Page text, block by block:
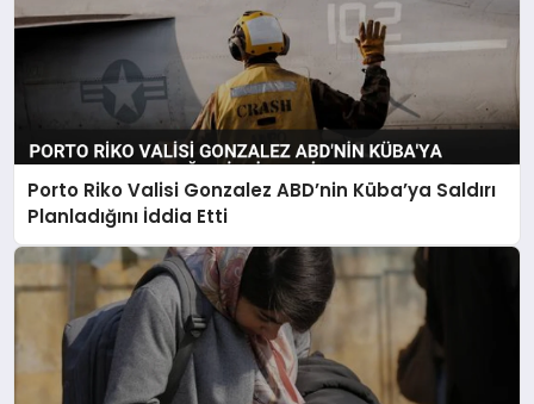
Porto Riko Valisi Gonzalez ABD’nin Küba’ya Saldırı
Planladığını İddia Etti